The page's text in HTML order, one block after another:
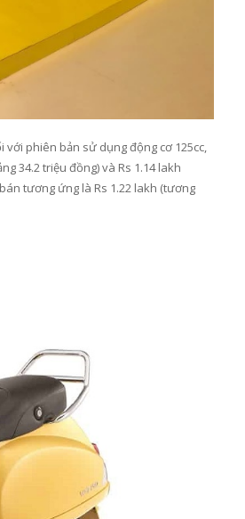
với phiên bản sử dụng động cơ 125cc,
34.2 triệu đồng) và Rs 1.14 lakh
tương ứng là Rs 1.22 lakh (tương